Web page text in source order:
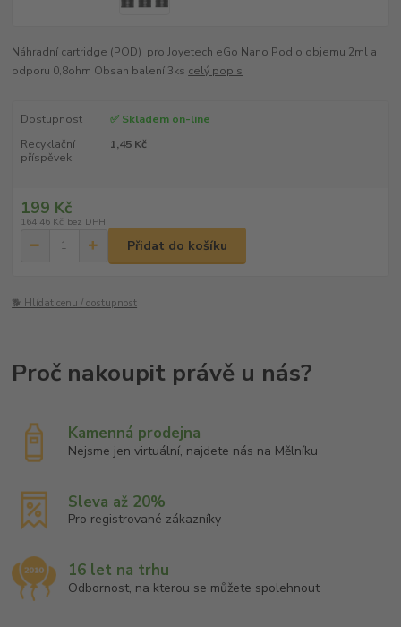
Náhradní cartridge (POD) pro Joyetech eGo Nano Pod o objemu 2ml a
odporu 0,8ohm Obsah balení 3ks celý popis
Dostupnost
✅ Skladem on-line
Recyklační
příspěvek
1,45 Kč
199 Kč
164,46 Kč bez DPH
Přidat do košíku
🐕 Hlídat cenu / dostupnost
Kamenná prodejna
Nejsme jen virtuální, najdete nás na Mělníku
Sleva až 20%
Pro registrované zákazníky
16 let na trhu
Odbornost, na kterou se můžete spolehnout